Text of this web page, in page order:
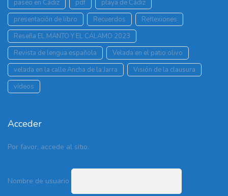
paseo en Cádiz
pdf
playa de Cádiz
presentación de libro
Recuerdos
Reflexiones
Reseña EL MANTO Y EL CÁLAMO 2023
Revista de lengua española
Velada en el patio olivo
velada en la calle Ancha de la Jarra
Visión de la clausura
vídeos
Acceder
Por favor, accede al sitio.
Nombre de usuario